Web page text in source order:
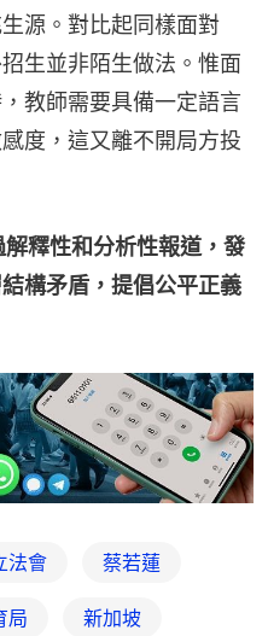
源。對比起同樣面對
生並非陌生做法。惟面
教師需要具備一定語言
度，這又離不開局方投
釋性和分析性報道，發
構矛盾，提倡公平正義
法會 蔡若蓮
局 新加坡